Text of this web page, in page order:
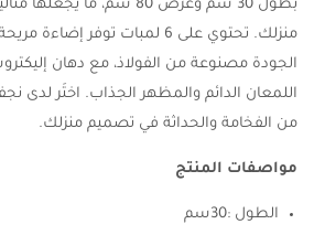
بطول 30 سم وعرض 80 سم، ما
منزلك. تحتوي على 6 لمبات توفر
الجودة مصنوعة من الفولاذ، مع دهان
اللمعان الدائم والمظهر الجذاب. اختَر لدى
من الفخامة والحداثة في تصميم منزلك.
مواصفات المنتج
الطول :30سم